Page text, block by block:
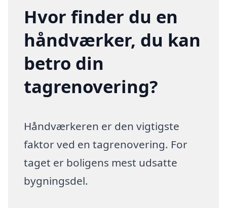
Hvor finder du en
håndværker, du kan
betro din
tagrenovering?
Håndværkeren er den vigtigste
faktor ved en tagrenovering. For
taget er boligens mest udsatte
bygningsdel.